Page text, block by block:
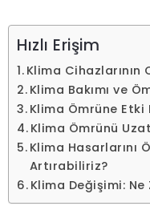
Hızlı Erişim
Klima
Klima Bakımı ve
Klima Ömrüne
Klima Ömrünü
Klima Hasarlarını
Artırabiliriz?
Klima Değişimi: Ne